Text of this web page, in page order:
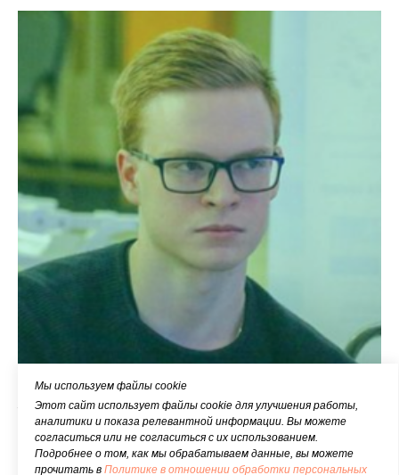
Александр Горьев
Эксперт по направлению "AeroNet"
Мы используем файлы cookie
Этот сайт использует файлы cookie для улучшения работы,
аналитики и показа релевантной информации. Вы можете
согласиться или не согласиться с их использованием.
Подробнее о том, как мы обрабатываем данные, вы можете
прочитать в Политике в отношении обработки персональных